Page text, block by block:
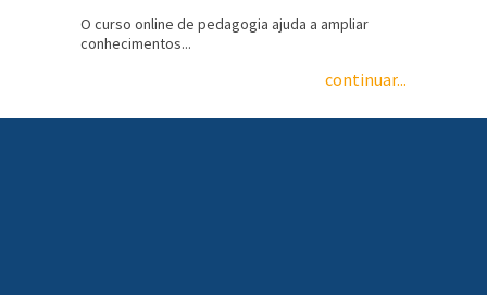
O curso online de pedagogia ajuda a ampliar
conhecimentos...
continuar...